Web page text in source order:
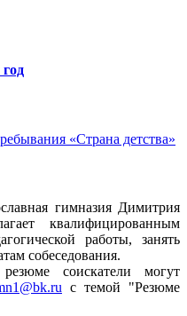
«Страна детства»
гимназия Димитрия
квалифицированным
работы, занять
собеседования.
соискатели могут
с темой "Резюме